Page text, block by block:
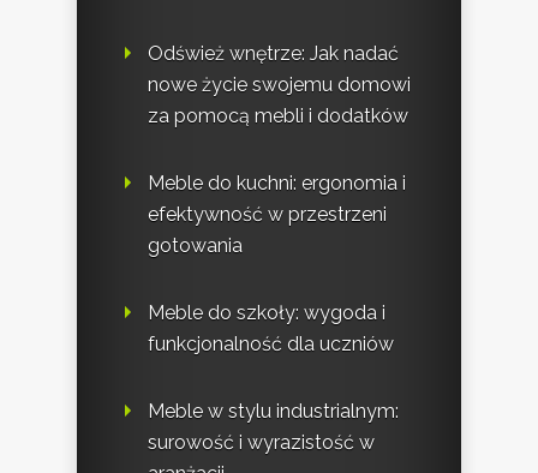
Odśwież wnętrze: Jak nadać
nowe życie swojemu domowi
za pomocą mebli i dodatków
Meble do kuchni: ergonomia i
efektywność w przestrzeni
gotowania
Meble do szkoły: wygoda i
funkcjonalność dla uczniów
Meble w stylu industrialnym:
surowość i wyrazistość w